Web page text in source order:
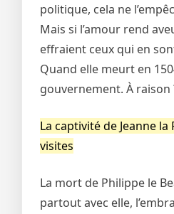
politique, cela ne
Mais si l’amour rend
effraient ceux qui en
Quand elle meurt en
gouvernement. À raison
La captivité de Jeanne
visites
La mort de Philippe le
partout avec elle,